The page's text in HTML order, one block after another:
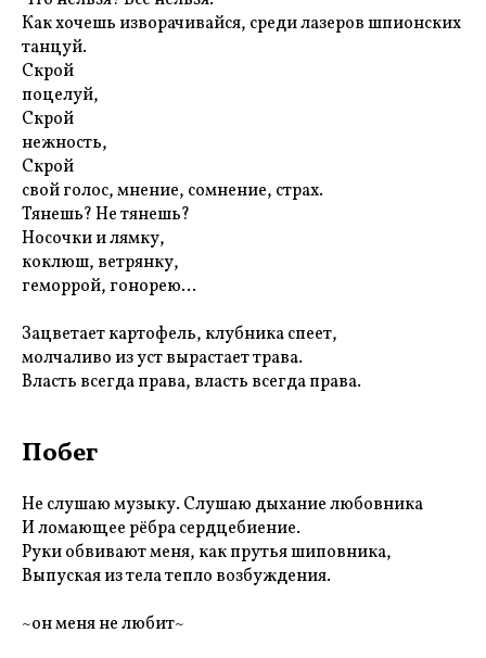
Как хочешь изворачивайся, среди лазеров шпионских
танцуй.
Скрой
поцелуй,
Скрой
нежность,
Скрой
свой голос, мнение, сомнение, страх.
Тянешь? Не тянешь?
Носочки и лямку,
коклюш, ветрянку,
геморрой, гонорею...
Зацветает картофель, клубника спеет,
молчаливо из уст вырастает трава.
Власть всегда права, власть всегда права.
Побег
Не слушаю музыку. Слушаю дыхание любовника
И ломающее рёбра сердцебиение.
Руки обвивают меня, как прутья шиповника,
Выпуская из тела тепло возбуждения.
~он меня не любит~